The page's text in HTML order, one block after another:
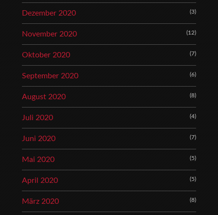
Dezember 2020 (3)
November 2020 (12)
Oktober 2020 (7)
September 2020 (6)
August 2020 (8)
Juli 2020 (4)
Juni 2020 (7)
Mai 2020 (5)
April 2020 (5)
März 2020 (8)